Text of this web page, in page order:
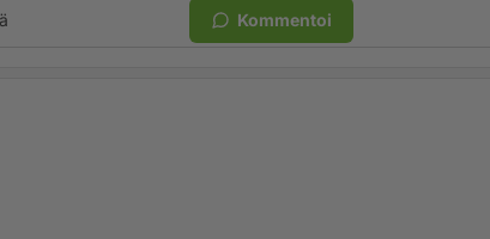
Kommentoi